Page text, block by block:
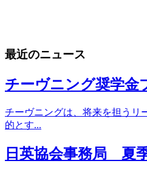
最近のニュース
チーヴニング奨学金
チーヴニングは、将来を担うリ
的とす...
日英協会事務局 夏